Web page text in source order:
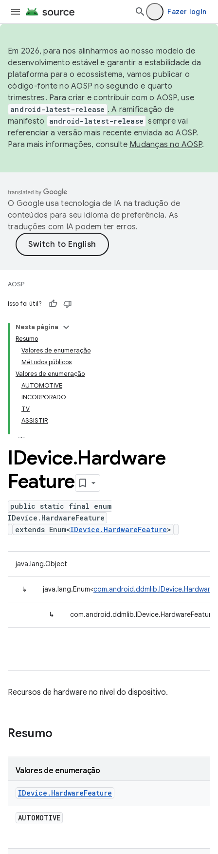
Fazer login
Em 2026, para nos alinharmos ao nosso modelo de
desenvolvimento estável e garantir a estabilidade da
plataforma para o ecossistema, vamos publicar o
código-fonte no AOSP no segundo e quarto
trimestres. Para criar e contribuir com o AOSP, use
android-latest-release . A ramificação de
manifesto
android-latest-release sempre vai
referenciar a versão mais recente enviada ao AOSP.
Para mais informações, consulte Mudanças no AOSP.
O Google usa tecnologia de IA na tradução de
conteúdos para seu idioma de preferência. As
traduções com IA podem ter erros.
AOSP
Isso foi útil?
Nesta página
Resumo
Valores de enumeração
Métodos públicos
Valores de enumeração
AUTOMOTIVE
INCORPORADO
TV
ASSISTIR
IDevice.Hardware
Feature
public static final enum
IDevice.HardwareFeature
extends Enum<IDevice.HardwareFeature>
java.lang.Object
↳ java.lang.Enum<
↳ com.android.ddmlib.IDevice.HardwareFeature
Recursos de hardware no nível do dispositivo.
Resumo
Valores de enumeração
IDevice . HardwareFeature
AUTOMOTIVE